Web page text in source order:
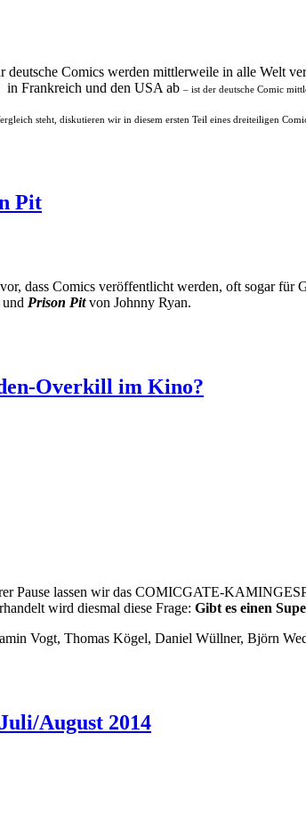
deutsche Comics werden mittlerweile in alle Welt
in Frankreich und den USA ab – ist der deutsche Comic
steht, diskutieren wir in diesem ersten Teil eines dreiteiligen
Pit
dass Comics veröffentlicht werden, oft sogar
Prison Pitvon Johnny Ryan.
Overkill im Kino?
Pause lassen wir das COMICGATE-
wird diesmal diese Frage: Gibt es einen
Vogt, Thomas Kögel, Daniel Wüllner, Björn
August 2014